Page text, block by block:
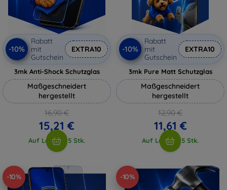
-10%
Rabatt
mit
Gutschein
EXTRA10
3mk Anti-Shock Schutzglas
Maßgeschneidert
hergestellt
16,90 €
15,21 €
Auf Lager > 5 Stk.
-10%
Rabatt
mit
Gutschein
EXTRA10
3mk Pure Matt Schutzglas
Maßgeschneidert
hergestellt
12,90 €
11,61 €
Auf Lager > 5 Stk.
-10% -10%